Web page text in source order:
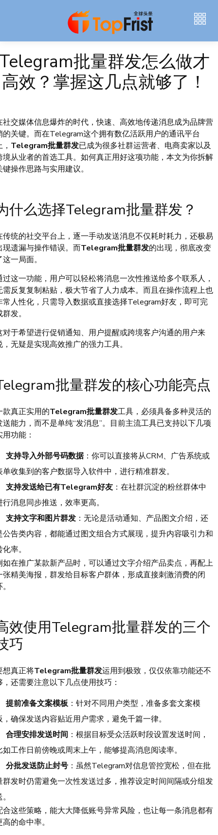
批量群发怎么做才
高效？掌握这几点就够了！
社交媒体信息爆炸的时代，快速、高效地传递消息成为品牌营
的关键。而在Telegram这个拥有数亿活跃用户的通讯平台
Telegram批量群发已成为很多社群运营者、电商卖家以及
境从业者的首选工具。如何真正用好这项功能，本文为你拆解
键操作思路与实用建议。
什么选择Telegram批量群发？
传统的社交平台上，逐一手动发送消息不仅耗时耗力，还极易
现遗漏与操作错误。而Telegram批量群发的出现，彻底改变
这一局面。
过这一功能，用户可以轻松将消息一次性推送给多个联系人，
需反复复制粘贴，极大节省了人力成本。而且在操作流程上也
常人性化，只需导入数据或直接选择Telegram好友，即可完
发。
对于希望进行促销通知、用户提醒或跨境客户沟通的用户来
，无疑是实现高效推广的强力工具。
批量群发的核心功能亮点
款真正实用的Telegram批量群发工具，必须具备多种灵活的
送能力，而不是单纯“发消息”。目前主流工具已支持以下几项
用功能：
支持导入外部号码数据：你可以直接将从CRM、广告系统或
单收集到的客户数据导入软件中，进行精准群发。
支持发送给已有Telegram好友 ：在社群沉淀的粉丝群体中
行消息同步推送，效率更高。
支持文字和图片群发 ：无论是活动通知、产品图文介绍，还
公告类内容，都能通过图文组合方式展现，提升内容吸引力和
率。
如在推广某款新产品时，可以通过文字介绍产品卖点，再配上
张精美海报，群发给目标客户群体，形成直接刺激消费的闭
效使用Telegram批量群发的三个
巧
想真正将Telegram批量群发运用到极致，仅仅依靠功能还不
，还需要注意以下几点使用技巧：
提前准备文案模板：针对不同用户类型，准备多套文案模
，确保发送内容贴近用户需求，避免千篇一律。
合理安排发送时间 ：根据目标受众活跃时段设置发送时间，
如工作日前傍晚或周末上午，能够提高消息阅读率。
分批发送防止封号 ：虽然Telegram对信息管控宽松，但在批
群发时仍需避免一次性发送过多，推荐设定时间间隔或分组发
合这些策略，能大大降低账号异常风险，也让每一条消息都有
高的命中率。